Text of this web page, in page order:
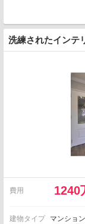
洗練されたインテ
費用 1240
建物タイプ マンション